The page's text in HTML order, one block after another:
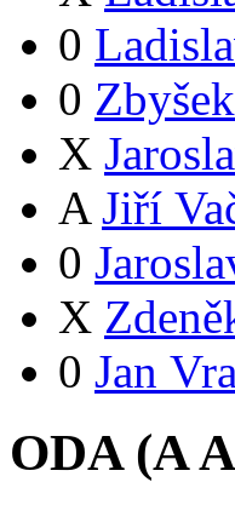
0
0
X
A Jiří
0
X
0 Jan
ODA (A